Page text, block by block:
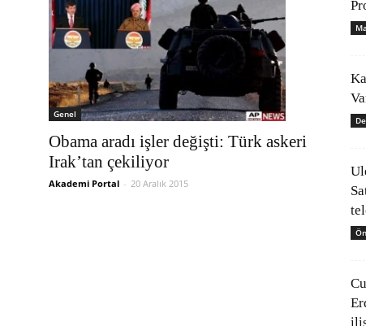
Genel
Obama aradı işler değişti: Türk askeri
Irak’tan çekiliyor
Akademi Portal - 20 Aralık 2015